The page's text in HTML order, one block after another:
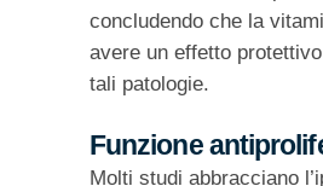
concludendo che la
avere un effetto
tali patologie.
Funzione
Molti studi abbracciano